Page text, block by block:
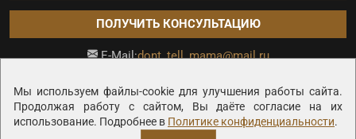
Мы используем файлы-cookie для улучшения работы сайта.
Продолжая работу с сайтом, Вы даёте согласие на их
использование. Подробнее в Политике конфиденциальности.
ПОЛУЧИТЬ КОНСУЛЬТАЦИЮ
E-Mail:dont_tell_mama@mail.ru